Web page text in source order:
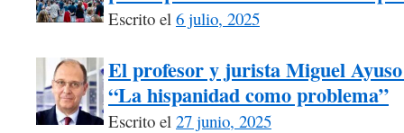
Escrito el 6 julio, 2025
El profesor y jurista Miguel
“La hispanidad como problema”
Escrito el 27 junio, 2025